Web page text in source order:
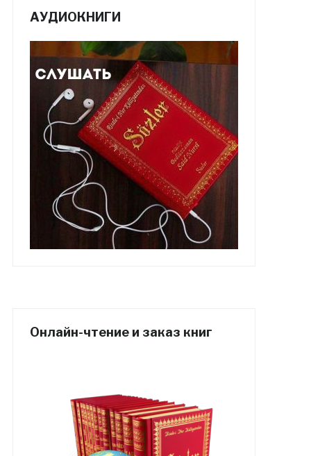
АУДИОКНИГИ
Онлайн-чтение и заказ книг